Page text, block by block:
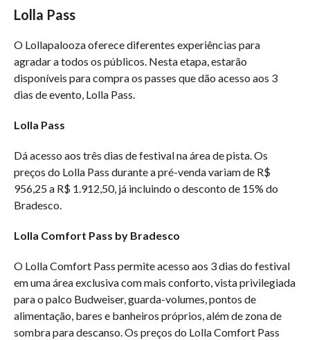
Lolla Pass
O Lollapalooza oferece diferentes experiências para
agradar a todos os públicos. Nesta etapa, estarão
disponíveis para compra os passes que dão acesso aos 3
dias de evento, Lolla Pass.
Lolla Pass
Dá acesso aos três dias de festival na área de pista. Os
preços do Lolla Pass durante a pré-venda variam de R$
956,25 a R$ 1.912,50, já incluindo o desconto de 15% do
Bradesco.
Lolla Comfort Pass by Bradesco
O Lolla Comfort Pass permite acesso aos 3 dias do festival
em uma área exclusiva com mais conforto, vista privilegiada
para o palco Budweiser, guarda-volumes, pontos de
alimentação, bares e banheiros próprios, além de zona de
sombra para descanso. Os preços do Lolla Comfort Pass